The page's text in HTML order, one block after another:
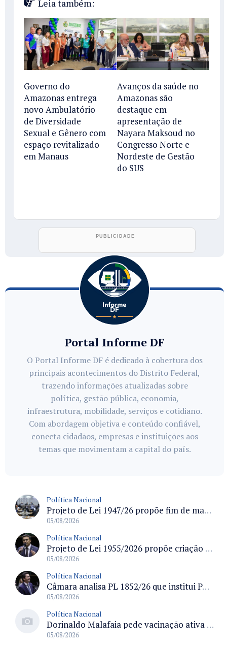
Leia também:
Governo do
Amazonas entrega
novo Ambulatório
de Diversidade
Sexual e Gênero com
espaço revitalizado
em Manaus
Avanços da saúde no
Amazonas são
destaque em
apresentação de
Nayara Maksoud no
Congresso Norte e
Nordeste de Gestão
do SUS
Portal Informe DF
O Portal Informe DF é dedicado à cobertura dos
principais acontecimentos do Distrito Federal,
trazendo informações atualizadas sobre
política, gestão pública, economia,
infraestrutura, mobilidade, serviços e cotidiano.
Com abordagem objetiva e conteúdo confiável,
conecta cidadãos, empresas e instituições aos
temas que movimentam a capital do país.
Política Nacional
Projeto de Lei 1947/26 propõe fim de margens para cartão de crédito e consignado do INSS
05/08/2026
Política Nacional
Projeto de Lei 1955/2026 propõe criação de geração livre de fumo ao restringir venda de vapes a nascidos desde 1º de janeiro de 2009
05/08/2026
Política Nacional
Câmara analisa PL 1852/26 que institui Política Nacional de Gestão de Desempenho e Eficiência para servidores públicos
05/08/2026
Política Nacional
Dorinaldo Malafaia pede vacinação ativa ao Ministério da Saúde para reverter queda na cobertura vacinal no Brasil
05/08/2026